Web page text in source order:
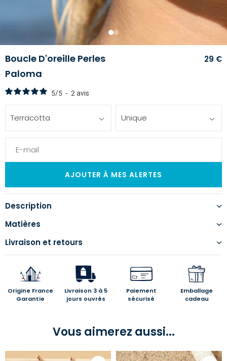
1 2
Boucle D'oreille Perles
Paloma
29 €
5/5 - 2avis
Terracotta Unique
Description
Matières
Livraison et retours
Origine France
Garantie
Livraison 3 à 5
jours ouvrés
Paiement
sécurisé
Emballage
cadeau
Vous aimerez aussi...